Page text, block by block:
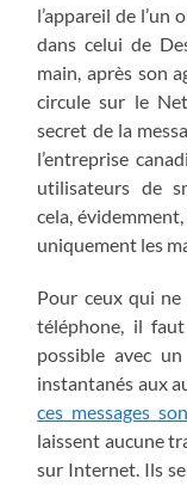
l’appareil de l’un
dans celui de
main, après son
circule sur le
secret de la
l’entreprise
utilisateurs de
cela,
uniquement les
Pour ceux qui
téléphone, il
possible avec un
instantanés aux
ces messages
laissent aucune
sur Internet. Ils